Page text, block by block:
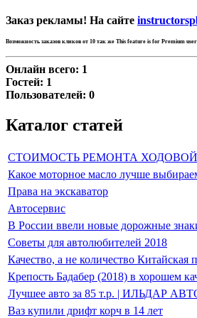
Заказ рекламы! На сайте
Возможность заказов кликов от 10 так же This feature is for Premium
Онлайн всего: 1
Гостей: 1
Пользователей: 0
Каталог статей
СТОИМОСТЬ РЕМОНТА
Какое моторное масло лучше
Права на экскаватор
Автосервис
В России ввели новые дорожные
Советы для автолюбителей 2018
Качество, а не количество Китайская
Крепость Бадабер (2018) в хорошем
Лучшее авто за 85 т.р. | ИЛЬДАР
Ваз купили дрифт корч в 14 лет